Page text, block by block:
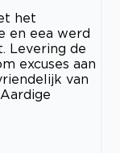
het
en eea werd
Levering de
excuses aan
van